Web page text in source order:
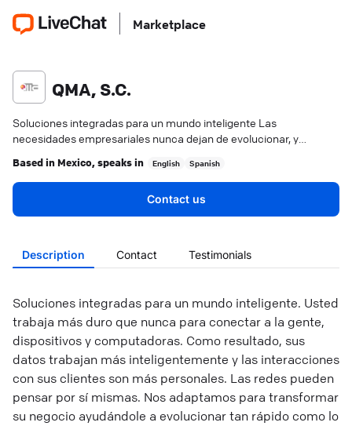
Marketplace
QMA, S.C.
Soluciones integradas para un mundo inteligente Las
necesidades empresariales nunca dejan de evolucionar, y
Based in Mexico, speaks in English Spanish
Contact us
Description Contact Testimonials
Soluciones integradas para un mundo inteligente. Usted
trabaja más duro que nunca para conectar a la gente,
dispositivos y computadoras. Como resultado, sus
datos trabajan más inteligentemente y las interacciones
con sus clientes son más personales. Las redes pueden
pensar por sí mismas. Nos adaptamos para transformar
su negocio ayudándole a evolucionar tan rápido como lo